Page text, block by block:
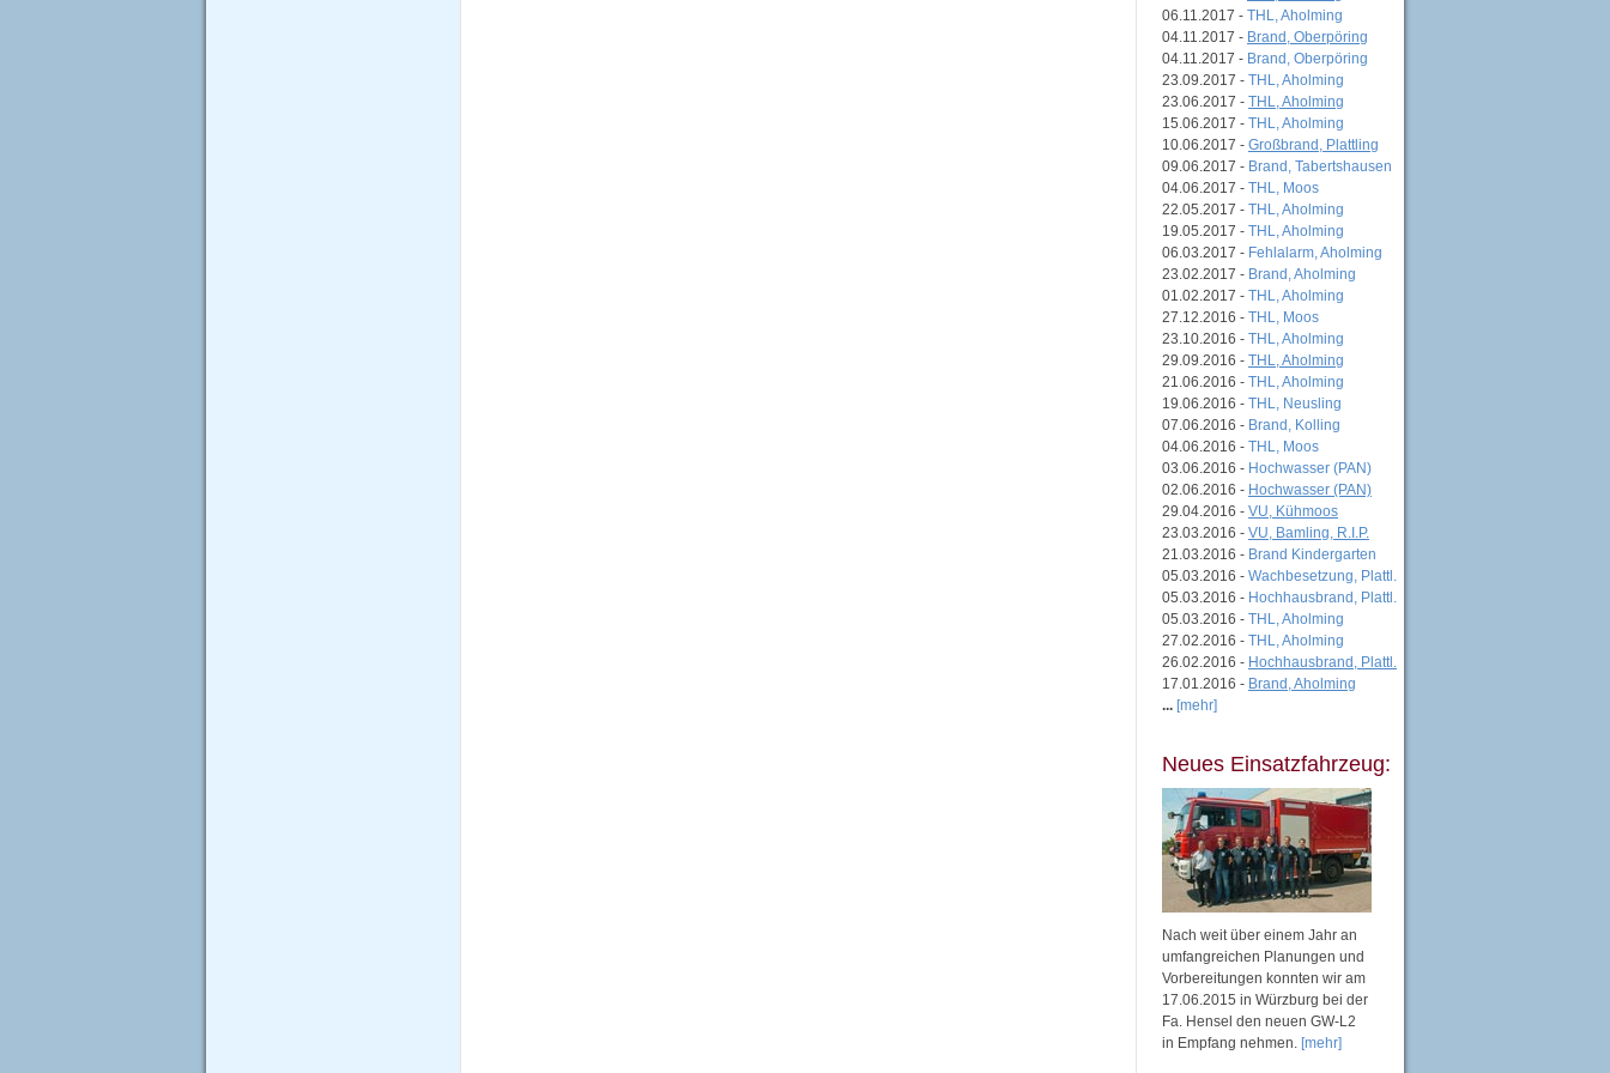
06.11.2017 - THL, Aholming
04.11.2017 - Brand, Oberpöring
04.11.2017 - Brand, Oberpöring
23.09.2017 - THL, Aholming
23.06.2017 - THL, Aholming
15.06.2017 - THL, Aholming
10.06.2017 - Großbrand, Plattling
09.06.2017 - Brand, Tabertshausen
04.06.2017 - THL, Moos
22.05.2017 - THL, Aholming
19.05.2017 - THL, Aholming
06.03.2017 - Fehlalarm, Aholming
23.02.2017 - Brand, Aholming
01.02.2017 - THL, Aholming
27.12.2016 - THL, Moos
23.10.2016 - THL, Aholming
29.09.2016 - THL, Aholming
21.06.2016 - THL, Aholming
19.06.2016 - THL, Neusling
07.06.2016 - Brand, Kolling
04.06.2016 - THL, Moos
03.06.2016 - Hochwasser (PAN)
02.06.2016 - Hochwasser (PAN)
29.04.2016 - VU, Kühmoos
23.03.2016 - VU, Bamling, R.I.P.
21.03.2016 - Brand Kindergarten
05.03.2016 - Wachbesetzung, Plattl.
05.03.2016 - Hochhausbrand, Plattl.
05.03.2016 - THL, Aholming
27.02.2016 - THL, Aholming
26.02.2016 - Hochhausbrand, Plattl.
17.01.2016 - Brand, Aholming
... [mehr]
Neues Einsatzfahrzeug:
Nach weit über einem Jahr an
umfangreichen Planungen und
Vorbereitungen konnten wir am
17.06.2015 in Würzburg bei der
Fa. Hensel den neuen GW-L2
in Empfang nehmen. [mehr]